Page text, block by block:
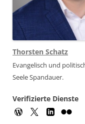
Thorsten Schatz
Evangelisch und
Seele Spandauer.
Verifizierte Dienste